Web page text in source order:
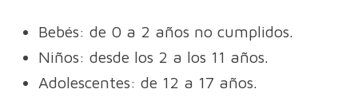
Bebés: de 0 a 2 años no cumplidos.
Niños: desde los 2 a los 11 años.
Adolescentes: de 12 a 17 años.